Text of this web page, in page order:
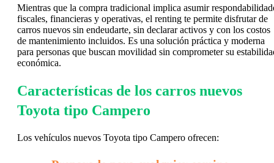
Mientras que la compra tradicional implica asumir
fiscales, financieras y operativas, el renting te permite disfrutar de
carros nuevos sin endeudarte, sin declarar activos y con los costos
de mantenimiento incluidos. Es una solución práctica y moderna
para personas que buscan movilidad sin comprometer su
económica.
Características de los carros nuevos
Toyota tipo Campero
Los vehículos nuevos Toyota tipo Campero ofrecen: